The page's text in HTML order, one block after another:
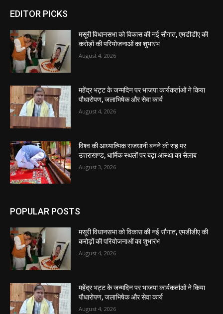
EDITOR PICKS
मसूरी विधानसभा को विकास की नई सौगात, एमडीडीए की
करोड़ों की परियोजनाओं का शुभारंभ
August 4, 2026
महेंद्र भट्ट के जन्मदिन पर भाजपा कार्यकर्ताओं ने किया
पौधारोपण, जलाभिषेक और सेवा कार्य
August 4, 2026
विश्व की आध्यात्मिक राजधानी बनने की राह पर
उत्तराखण्ड, धार्मिक स्थलों पर बढ़ा आस्था का सैलाब
August 3, 2026
POPULAR POSTS
मसूरी विधानसभा को विकास की नई सौगात, एमडीडीए की
करोड़ों की परियोजनाओं का शुभारंभ
August 4, 2026
महेंद्र भट्ट के जन्मदिन पर भाजपा कार्यकर्ताओं ने किया
पौधारोपण, जलाभिषेक और सेवा कार्य
August 4, 2026